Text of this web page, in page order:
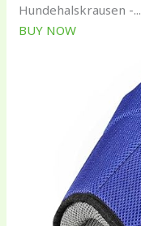
Hundehalskrausen -...
BUY NOW